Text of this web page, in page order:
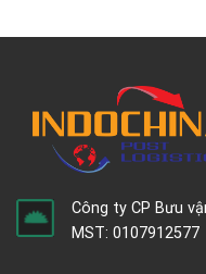
Công ty CP Bưu
MST: 0107912577